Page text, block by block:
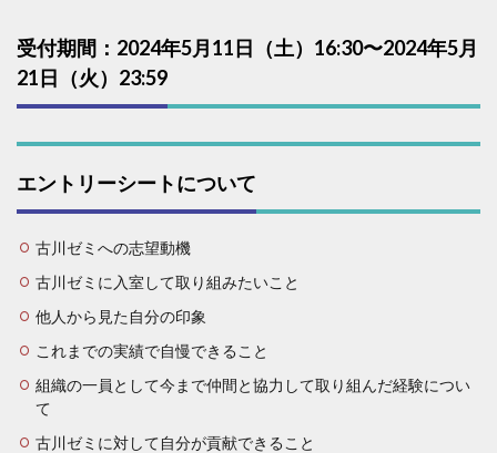
受付期間：2024年5月11日（土）16:30〜2024年5月
21日（火）23:59
エントリーシートについて
古川ゼミへの志望動機
古川ゼミに入室して取り組みたいこと
他人から見た自分の印象
これまでの実績で自慢できること
組織の一員として今まで仲間と協力して取り組んだ経験につい
て
古川ゼミに対して自分が貢献できること